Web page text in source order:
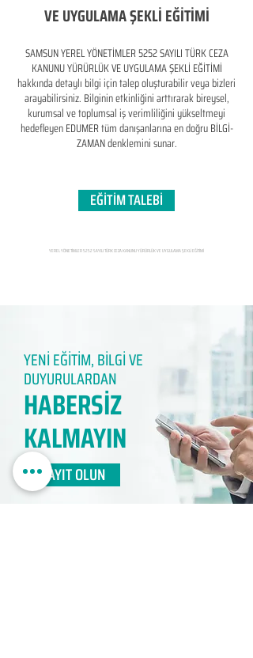
VE UYGULAMA ŞEKLİ EĞİTİMİ
SAMSUN YEREL YÖNETİMLER 5252 SAYILI TÜRK CEZA
KANUNU YÜRÜRLÜK VE UYGULAMA ŞEKLİ EĞİTİMİ
hakkında detaylı bilgi için talep oluşturabilir veya bizleri
arayabilirsiniz. Bilginin etkinliğini arttırarak bireysel,
kurumsal ve toplumsal iş verimliliğini yükseltmeyi
hedefleyen​ EDUMER tüm danışanlarına en doğru BİLGİ-
ZAMAN denklemini sunar.
EĞİTİM TALEBİ
YEREL YÖNETİMLER 5252 SAYILI TÜRK CEZA KANUNU YÜRÜRLÜK VE UYGULAMA ŞEKLİ EĞİTİMİ
YENİ EĞİTİM, BİLGİ VE
DUYURULARDAN
HABERSİZ
KALMAYIN​
KAYIT OLUN